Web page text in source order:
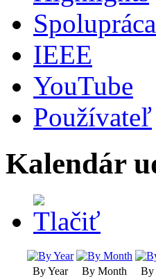
Spolupráca
IEEE
YouTube
Používateľ
Kalendár
By Year By Month By